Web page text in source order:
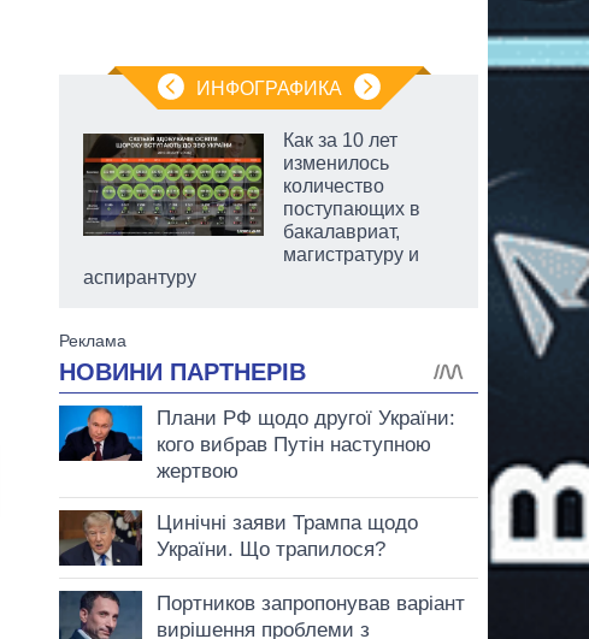
ИНФОГРАФИКА
Как за 10 лет
изменилось
количество
поступающих в
бакалавриат,
магистратуру и
аспирантуру